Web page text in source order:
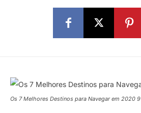
Os 7 Melhores Destinos para Navegar em 2020 9